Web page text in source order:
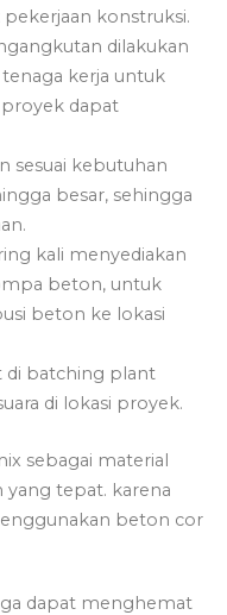
konstruksi.
dilakukan
kerja untuk
dapat
sesuai kebutuhan
besar, sehingga
kali menyediakan
beton, untuk
beton ke lokasi
di batching plant
di lokasi proyek.
sebagai material
yang tepat. karena
beton cor
dapat menghemat